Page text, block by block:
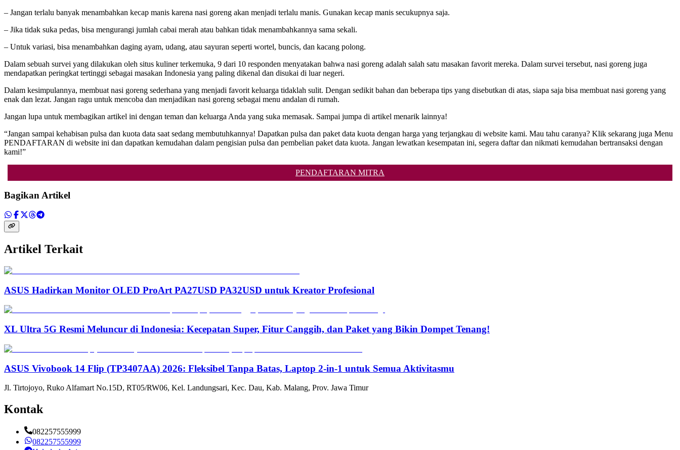
– Jangan terlalu banyak menambahkan kecap manis karena nasi goreng akan menjadi terlalu manis. Gunakan kecap manis secukupnya saja.
– Jika tidak suka pedas, bisa mengurangi jumlah cabai merah atau bahkan tidak menambahkannya sama sekali.
– Untuk variasi, bisa menambahkan daging ayam, udang, atau sayuran seperti wortel, buncis, dan kacang polong.
Dalam sebuah survei yang dilakukan oleh situs kuliner terkemuka, 9 dari 10 responden menyatakan bahwa nasi goreng adalah salah satu masakan favorit mereka. Dalam survei tersebut, nasi goreng juga
mendapatkan peringkat tertinggi sebagai masakan Indonesia yang paling dikenal dan disukai di luar negeri.
Dalam kesimpulannya, membuat nasi goreng sederhana yang menjadi favorit keluarga tidaklah sulit. Dengan sedikit bahan dan beberapa tips yang disebutkan di atas, siapa saja bisa membuat nasi goreng yang
enak dan lezat. Jangan ragu untuk mencoba dan menjadikan nasi goreng sebagai menu andalan di rumah.
Jangan lupa untuk membagikan artikel ini dengan teman dan keluarga Anda yang suka memasak. Sampai jumpa di artikel menarik lainnya!
“Jangan sampai kehabisan pulsa dan kuota data saat sedang membutuhkannya! Dapatkan pulsa dan paket data kuota dengan harga yang terjangkau di website kami. Mau tahu caranya? Klik sekarang juga Menu
PENDAFTARAN di website ini dan dapatkan kemudahan dalam pengisian pulsa dan pembelian paket data kuota. Jangan lewatkan kesempatan ini, segera daftar dan nikmati kemudahan bertransaksi dengan
kami!”
PENDAFTARAN MITRA
Bagikan Artikel
Artikel Terkait
ASUS Hadirkan Monitor OLED ProArt PA27USD PA32USD untuk Kreator Profesional
XL Ultra 5G Resmi Meluncur di Indonesia: Kecepatan Super, Fitur Canggih, dan Paket yang Bikin Dompet Tenang!
ASUS Vivobook 14 Flip (TP3407AA) 2026: Fleksibel Tanpa Batas, Laptop 2-in-1 untuk Semua Aktivitasmu
Jl. Tirtojoyo, Ruko Alfamart No.15D, RT05/RW06, Kel. Landungsari, Kec. Dau, Kab. Malang, Prov. Jawa Timur
Kontak
082257555999
082257555999